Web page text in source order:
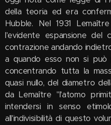
della teoria ed era
Hubble. Nel 1931
l'evidente espansione del
contrazione andando
a quando esso non si
concentrando tutta la
quasi nullo, del diametro
da Lemaître "l'atomo
intendersi in senso
all'indivisibilità di questo